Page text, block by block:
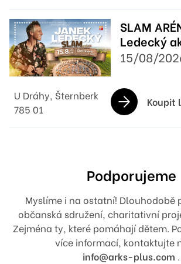
SLAM
Ledecký
15/08/
U Dráhy, Šternberk
785 01
Koupit
Podporujeme
Myslíme i na ostatní! Dlouhodobě
občanská sdružení, charitativní
Zejména ty, které pomáhají dětem.
více informací, kontaktujte
info@arks-plus.com .